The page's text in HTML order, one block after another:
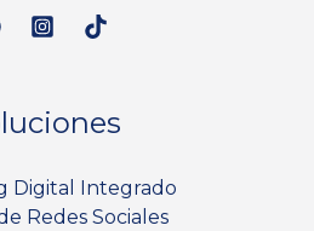
Digital Integrado
Redes Sociales